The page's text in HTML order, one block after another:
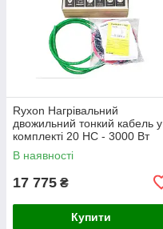
Ryxon Нагрівальний
двожильний тонкий кабель у
комплекті 20 HC - 3000 Вт
(150 м)
В наявності
17 775 ₴
Купити